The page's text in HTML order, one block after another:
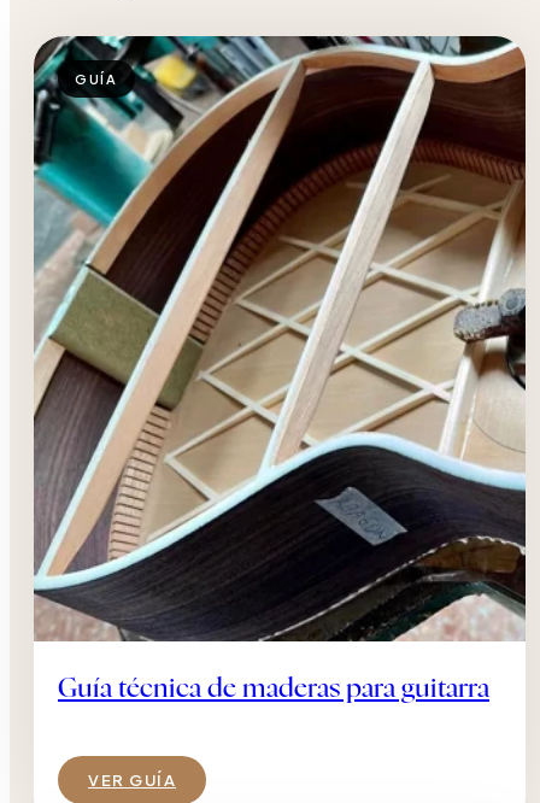
GUÍA
Guía técnica de maderas para guitarra
VER GUÍA